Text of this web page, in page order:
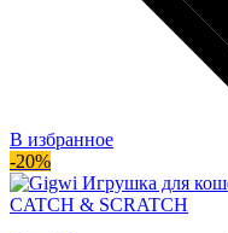
В избранное
-20%